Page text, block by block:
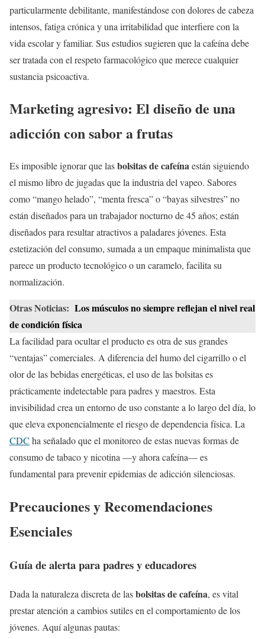
particularmente debilitante, manifestándose con dolores de cabeza
intensos, fatiga crónica y una irritabilidad que interfiere con la
vida escolar y familiar. Sus estudios sugieren que la cafeína debe
ser tratada con el respeto farmacológico que merece cualquier
sustancia psicoactiva.
Marketing agresivo: El diseño de una
adicción con sabor a frutas
Es imposible ignorar que lasbolsitas de cafeínaestán siguiendo
el mismo libro de jugadas que la industria del vapeo. Sabores
como “mango helado”, “menta fresca” o “bayas silvestres” no
están diseñados para un trabajador nocturno de 45 años; están
diseñados para resultar atractivos a paladares jóvenes. Esta
estetización del consumo, sumada a un empaque minimalista que
parece un producto tecnológico o un caramelo, facilita su
normalización.
Otras Noticias: Los músculos no siempre reflejan el nivel real
de condición física
La facilidad para ocultar el producto es otra de sus grandes
“ventajas” comerciales. A diferencia del humo del cigarrillo o el
olor de las bebidas energéticas, el uso de las bolsitas es
prácticamente indetectable para padres y maestros. Esta
invisibilidad crea un entorno de uso constante a lo largo del día, lo
que eleva exponencialmente el riesgo de dependencia física. La
CDC ha señalado que el monitoreo de estas nuevas formas de
consumo de tabaco y nicotina —y ahora cafeína— es
fundamental para prevenir epidemias de adicción silenciosas.
Precauciones y Recomendaciones
Esenciales
Guía de alerta para padres y educadores
Dada la naturaleza discreta de lasbolsitas de cafeína, es vital
prestar atención a cambios sutiles en el comportamiento de los
jóvenes. Aquí algunas pautas: